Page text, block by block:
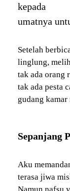
kepada
umatnya
Setelah
linglung,
tak ada orang
tak ada pesta
gudang
Sepanjang
Aku
terasa jiwa